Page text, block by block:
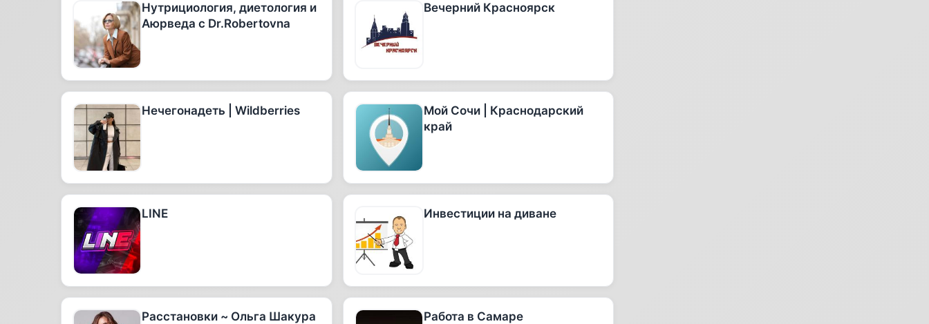
Нутрициология, диетология и
Аюрведа с Dr.Robertovna
Вечерний Красноярск
Нечегонадеть | Wildberries
Мой Сочи | Краснодарский
край
LINE Инвестиции на диване
Расстановки ~ Ольга Шакура Работа в Самаре